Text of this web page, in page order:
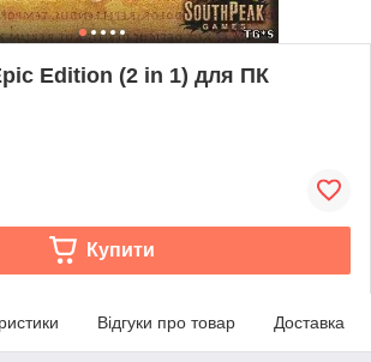
Edition (2 in 1) для ПК
Купити
Відгуки про товар Доставка